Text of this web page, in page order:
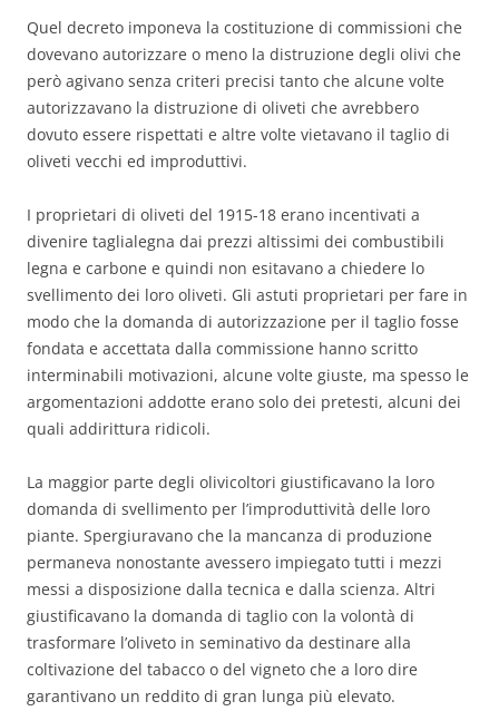
Quel decreto imponeva la costituzione di commissioni che
dovevano autorizzare o meno la distruzione degli olivi che
però agivano senza criteri precisi tanto che alcune volte
autorizzavano la distruzione di oliveti che avrebbero
dovuto essere rispettati e altre volte vietavano il taglio di
oliveti vecchi ed improduttivi.
I proprietari di oliveti del 1915-18 erano incentivati a
divenire taglialegna dai prezzi altissimi dei combustibili
legna e carbone e quindi non esitavano a chiedere lo
svellimento dei loro oliveti. Gli astuti proprietari per fare in
modo che la domanda di autorizzazione per il taglio fosse
fondata e accettata dalla commissione hanno scritto
interminabili motivazioni, alcune volte giuste, ma spesso le
argomentazioni addotte erano solo dei pretesti, alcuni dei
quali addirittura ridicoli.
La maggior parte degli olivicoltori giustificavano la loro
domanda di svellimento per l’improduttività delle loro
piante. Spergiuravano che la mancanza di produzione
permaneva nonostante avessero impiegato tutti i mezzi
messi a disposizione dalla tecnica e dalla scienza. Altri
giustificavano la domanda di taglio con la volontà di
trasformare l’oliveto in seminativo da destinare alla
coltivazione del tabacco o del vigneto che a loro dire
garantivano un reddito di gran lunga più elevato.